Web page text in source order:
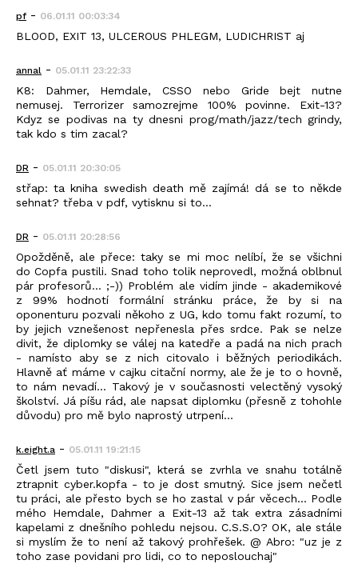
pf - 06.01.11 00:03:34
BLOOD, EXIT 13, ULCEROUS PHLEGM, LUDICHRIST aj
annal - 05.01.11 23:22:33
K8: Dahmer, Hemdale, CSSO nebo Gride bejt nutne
nemusej. Terrorizer samozrejme 100% povinne. Exit-13?
Kdyz se podivas na ty dnesni prog/math/jazz/tech grindy,
tak kdo s tim zacal?
DR - 05.01.11 20:30:05
střap: ta kniha swedish death mě zajímá! dá se to někde
sehnat? třeba v pdf, vytisknu si to...
DR - 05.01.11 20:28:56
Opožděně, ale přece: taky se mi moc nelíbí, že se všichni
do Copfa pustili. Snad toho tolik neprovedl, možná oblbnul
pár profesorů... ;-)) Problém ale vidím jinde - akademikové
z 99% hodnotí formální stránku práce, že by si na
oponenturu pozvali někoho z UG, kdo tomu fakt rozumí, to
by jejich vznešenost nepřenesla přes srdce. Pak se nelze
divit, že diplomky se válej na katedře a padá na nich prach
- namísto aby se z nich citovalo i běžných periodikách.
Hlavně ať máme v cajku citační normy, ale že je to o hovně,
to nám nevadí... Takový je v současnosti velectěný vysoký
školství. Já píšu rád, ale napsat diplomku (přesně z tohohle
důvodu) pro mě bylo naprostý utrpení...
k.eight.a - 05.01.11 19:21:15
Četl jsem tuto "diskusi", která se zvrhla ve snahu totálně
ztrapnit cyber.kopfa - to je dost smutný. Sice jsem nečetl
tu práci, ale přesto bych se ho zastal v pár věcech... Podle
mého Hemdale, Dahmer a Exit-13 až tak extra zásadními
kapelami z dnešního pohledu nejsou. C.S.S.O? OK, ale stále
si myslím že to není až takový prohřešek. @ Abro: "uz je z
toho zase povidani pro lidi, co to neposlouchaj"